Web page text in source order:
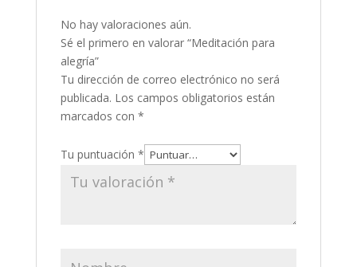
No hay valoraciones aún.
Sé el primero en valorar “Meditación para
alegría”
Tu dirección de correo electrónico no será
publicada. Los campos obligatorios están
marcados con *
Tu puntuación *